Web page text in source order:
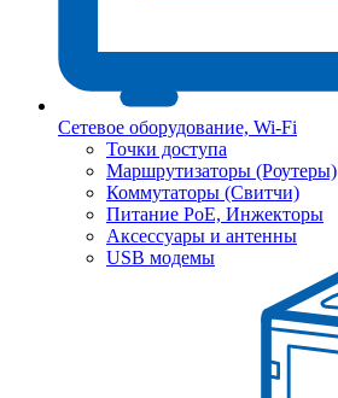
Сетевое оборудование, Wi-Fi
Точки доступа
Маршрутизаторы (Роутеры)
Коммутаторы (Свитчи)
Питание PoE, Инжекторы
Аксессуары и антенны
USB модемы